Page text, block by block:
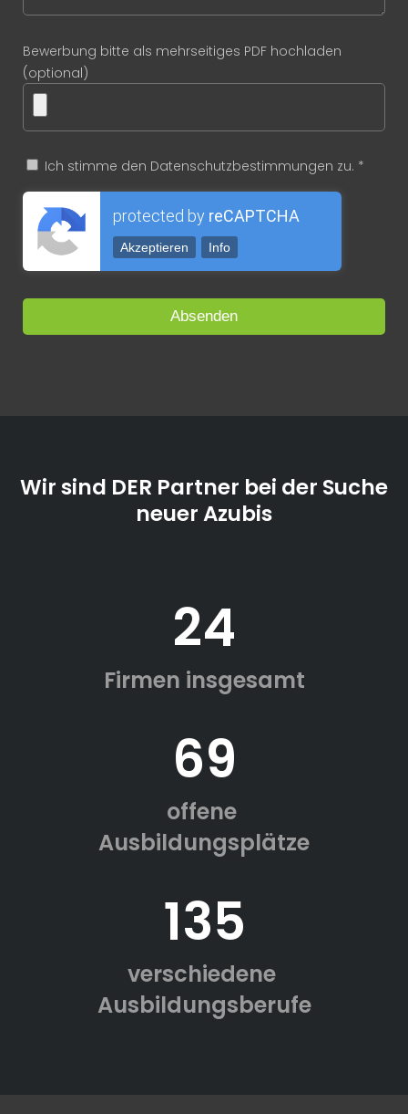
Bewerbung bitte als mehrseitiges PDF hochladen
(optional)
Ich stimme den Datenschutzbestimmungen zu. *
protected by reCAPTCHA
Akzeptieren Info
Wir sind DER Partner bei der Suche
neuer Azubis
24
Firmen insgesamt
69
offene
Ausbildungsplätze
135
verschiedene
Ausbildungsberufe